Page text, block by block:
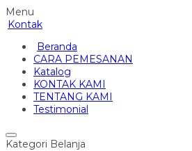
Menu
Kontak
Beranda
CARA PEMESANAN
Katalog
KONTAK KAMI
TENTANG KAMI
Testimonial
Kategori Belanja